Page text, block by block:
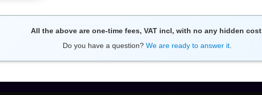
All the above are one-time fees, VAT incl, with no any hidden
Do you have a question? We are ready to answer it.